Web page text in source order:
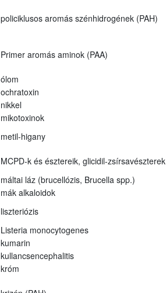
policiklusos aromás szénhidrogének (PAH)
Primer aromás aminok (PAA)
ólom
ochratoxin
nikkel
mikotoxinok
metil-higany
MCPD-k és észtereik, glicidil-zsírsavészterek
máltai láz (brucellózis, Brucella spp.)
mák alkaloidok
liszteriózis
Listeria monocytogenes
kumarin
kullancsencephalitis
króm